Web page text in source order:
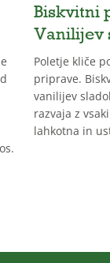
Biskvitni
Vanilijev
Poletje kliče
priprave.
vanilijev
razvaja z
lahkotna in